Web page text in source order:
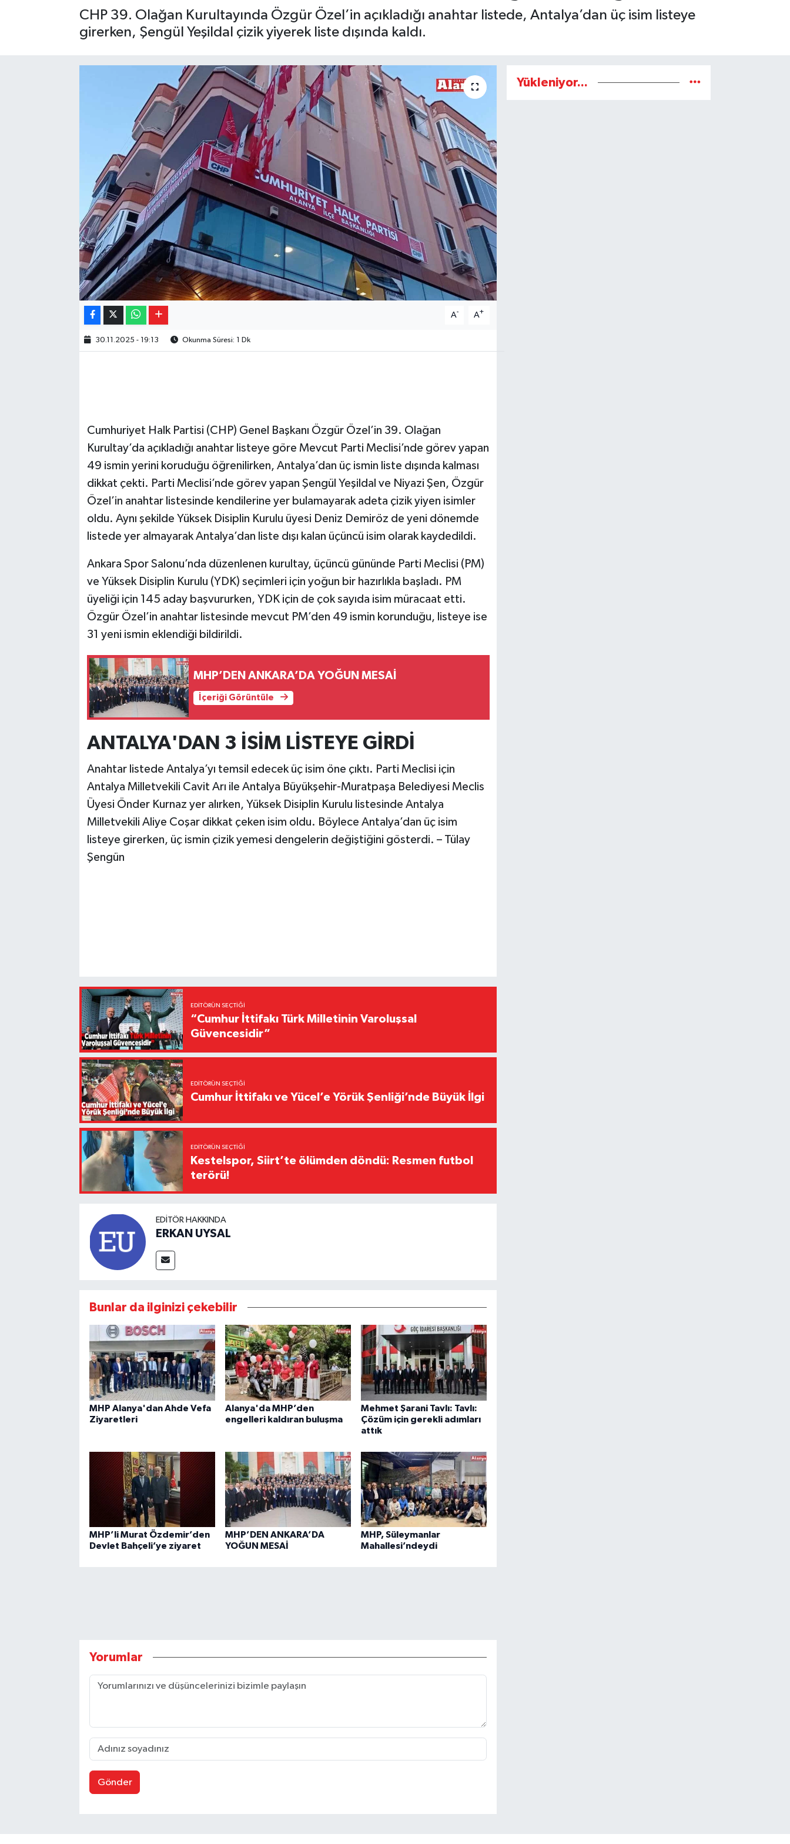
CHP 39. Olağan Kurultayında Özgür Özel’in açıkladığı anahtar listede, Antalya’dan üç isim listeye
girerken, Şengül Yeşildal çizik yiyerek liste dışında kaldı.
A- A+
30.11.2025 - 19:13 Okunma Süresi: 1 Dk
Cumhuriyet Halk Partisi (CHP) Genel Başkanı Özgür Özel’in 39. Olağan
Kurultay’da açıkladığı anahtar listeye göre Mevcut Parti Meclisi’nde görev yapan
49 ismin yerini koruduğu öğrenilirken, Antalya’dan üç ismin liste dışında kalması
dikkat çekti. Parti Meclisi’nde görev yapan Şengül Yeşildal ve Niyazi Şen, Özgür
Özel’in anahtar listesinde kendilerine yer bulamayarak adeta çizik yiyen isimler
oldu. Aynı şekilde Yüksek Disiplin Kurulu üyesi Deniz Demiröz de yeni dönemde
listede yer almayarak Antalya’dan liste dışı kalan üçüncü isim olarak kaydedildi.
Ankara Spor Salonu’nda düzenlenen kurultay, üçüncü gününde Parti Meclisi (PM)
ve Yüksek Disiplin Kurulu (YDK) seçimleri için yoğun bir hazırlıkla başladı. PM
üyeliği için 145 aday başvururken, YDK için de çok sayıda isim müracaat etti.
Özgür Özel’in anahtar listesinde mevcut PM’den 49 ismin korunduğu, listeye ise
31 yeni ismin eklendiği bildirildi.
MHP’DEN ANKARA’DA YOĞUN MESAİ
İçeriği Görüntüle
ANTALYA'DAN 3 İSİM LİSTEYE GİRDİ
Anahtar listede Antalya’yı temsil edecek üç isim öne çıktı. Parti Meclisi için
Antalya Milletvekili Cavit Arı ile Antalya Büyükşehir-Muratpaşa Belediyesi Meclis
Üyesi Önder Kurnaz yer alırken, Yüksek Disiplin Kurulu listesinde Antalya
Milletvekili Aliye Coşar dikkat çeken isim oldu. Böylece Antalya’dan üç isim
listeye girerken, üç ismin çizik yemesi dengelerin değiştiğini gösterdi. – Tülay
Şengün
EDITÖRÜN SEÇTIĞI
“Cumhur İttifakı Türk Milletinin Varoluşsal
Güvencesidir”
EDITÖRÜN SEÇTIĞI
Cumhur İttifakı ve Yücel’e Yörük Şenliği’nde Büyük İlgi
EDITÖRÜN SEÇTIĞI
Kestelspor, Siirt’te ölümden döndü: Resmen futbol
terörü!
EDITÖR HAKKINDA
ERKAN UYSAL
Bunlar da ilginizi çekebilir
MHP Alanya'dan Ahde Vefa
Ziyaretleri
Alanya'da MHP’den
engelleri kaldıran buluşma
Mehmet Şarani Tavlı: Tavlı:
Çözüm için gerekli adımları
attık
MHP’li Murat Özdemir’den
Devlet Bahçeli’ye ziyaret
MHP’DEN ANKARA’DA
YOĞUN MESAİ
MHP, Süleymanlar
Mahallesi’ndeydi
Yorumlar
Gönder
Yükleniyor...
Gizlilik İlkeleri - Privacy Policy